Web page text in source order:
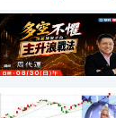
德宏 力成 期貨